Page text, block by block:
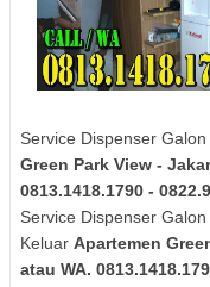
Service Dispenser
Green Park View -
0813.1418.1790 -
Service Dispenser
Keluar Apartemen
atau WA.